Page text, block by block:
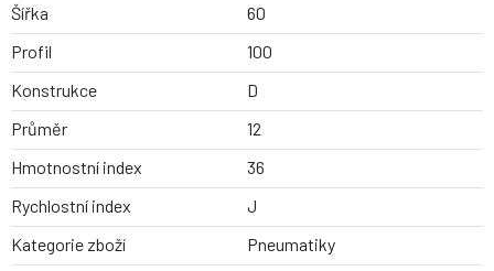
Šířka
60
Profil
100
Konstrukce
D
Průměr
12
Hmotnostní index
36
Rychlostní index
J
Kategorie zboží
Pneumatiky